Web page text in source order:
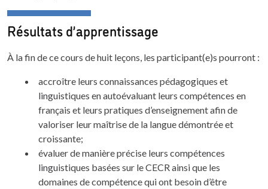
Résultats d’apprentissage
À la fin de ce cours de huit leçons, les participant(e)s pourront :
accroître leurs connaissances pédagogiques et
linguistiques en autoévaluant leurs compétences en
français et leurs pratiques d’enseignement afin de
valoriser leur maîtrise de la langue démontrée et
croissante;
évaluer de manière précise leurs compétences
linguistiques basées sur le CECR ainsi que les
domaines de compétence qui ont besoin d’être